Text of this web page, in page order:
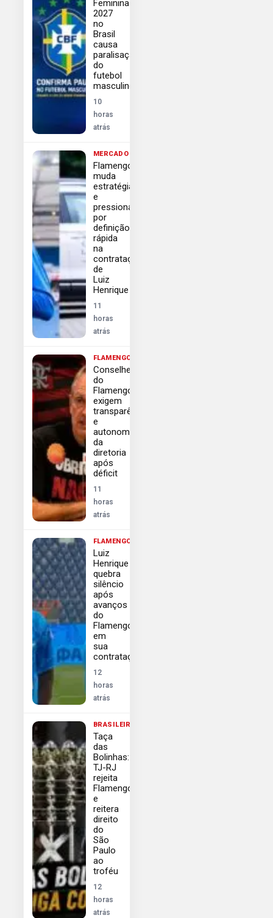
Feminina
2027
no
Brasil
causa
paralisação
do
futebol
masculino
10
horas
atrás
MERCADO
Flamengo
muda
estratégia
e
pressiona
por
definição
rápida
na
contratação
de
Luiz
Henrique
11
horas
atrás
FLAMENGO
Conselheiros
do
Flamengo
exigem
transparência
e
autonomia
da
diretoria
após
déficit
11
horas
atrás
FLAMENGO
Luiz
Henrique
quebra
silêncio
após
avanços
do
Flamengo
em
sua
contratação
12
horas
atrás
BRASILEIRÃO
Taça
das
Bolinhas:
TJ-RJ
rejeita
Flamengo
e
reitera
direito
do
São
Paulo
ao
troféu
12
horas
atrás